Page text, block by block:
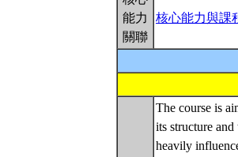
能力
關聯
核心能力與課
The course is
its structure
heavily